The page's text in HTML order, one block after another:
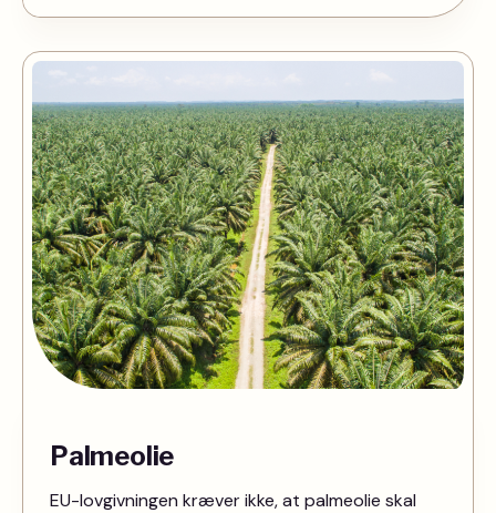
Palmeolie
EU-lovgivningen kræver ikke, at palmeolie skal